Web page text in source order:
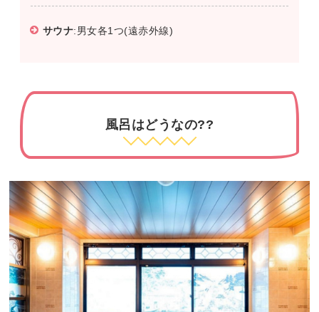
サウナ:男女各1つ(遠赤外線)
風呂はどうなの??